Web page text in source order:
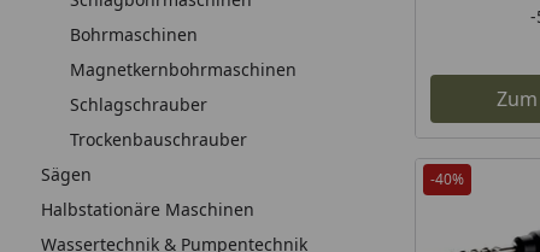
Bohrmaschinen
Magnetkernbohrmaschinen
Schlagschrauber
Trockenbauschrauber
Sägen
Halbstationäre Maschinen
Wassertechnik & Pumpentechnik
-
-40%